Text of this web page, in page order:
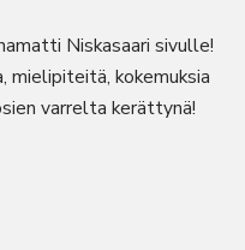
Niskasaari sivulle!
mielipiteitä, kokemuksia
varrelta kerättynä!